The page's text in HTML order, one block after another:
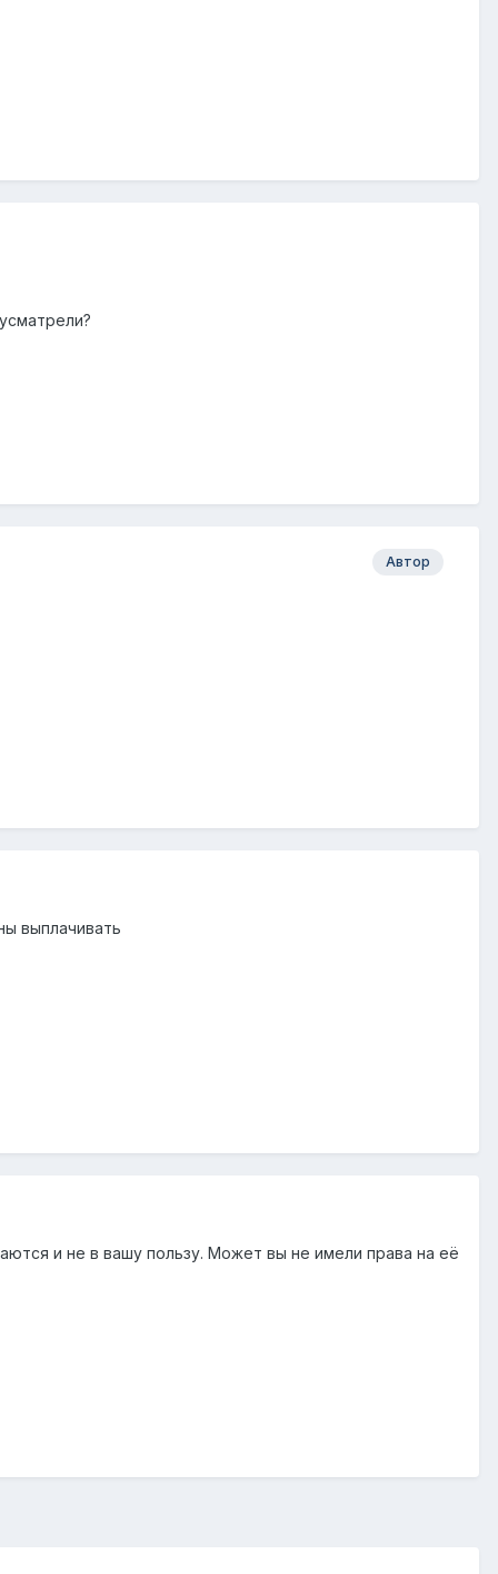
Автор
выплачивать
и не в вашу пользу. Может вы не имели права на её